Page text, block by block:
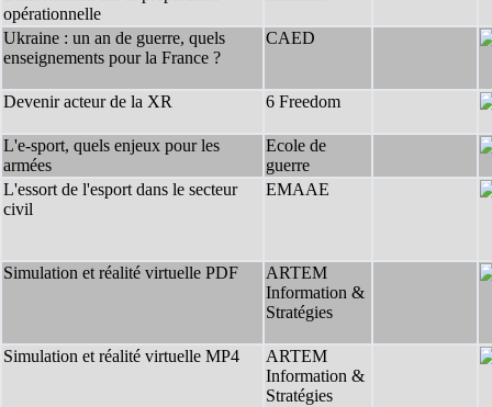
opérationnelle
Ukraine : un an de guerre, quels
enseignements pour la France ?
CAED
Devenir acteur de la XR 6 Freedom
L'e-sport, quels enjeux pour les
armées
Ecole de
guerre
L'essort de l'esport dans le secteur
civil
EMAAE
Simulation et réalité virtuelle PDF
ARTEM
Information &
Stratégies
Simulation et réalité virtuelle MP4
ARTEM
Information &
Stratégies